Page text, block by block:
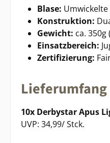
Blase:
Konstruktion:
Gewicht: ca. 350g
Einsatzbereich:
Zertifizierung:
Lieferumfang
10x Derbystar Apus
UVP: 34,99/ Stck.